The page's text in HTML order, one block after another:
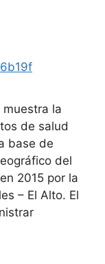
la
de salud
base de
del
2015 por la
– El Alto. El